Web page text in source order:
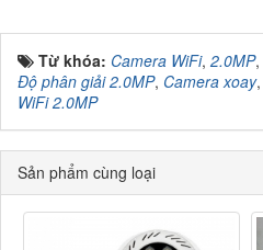
Từ khóa: Camera WiFi, 2.0MP,
Độ phân giải 2.0MP, Camera xoay,
WiFi 2.0MP
Sản phẩm cùng loại